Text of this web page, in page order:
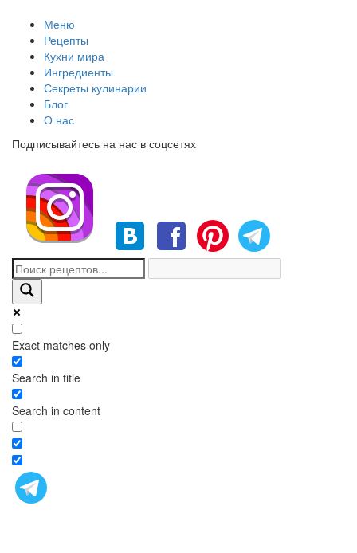
Меню
Рецепты
Кухни мира
Ингредиенты
Секреты кулинарии
Блог
О нас
Подписывайтесь на нас в соцсетях
Exact matches only
Search in title
Search in content